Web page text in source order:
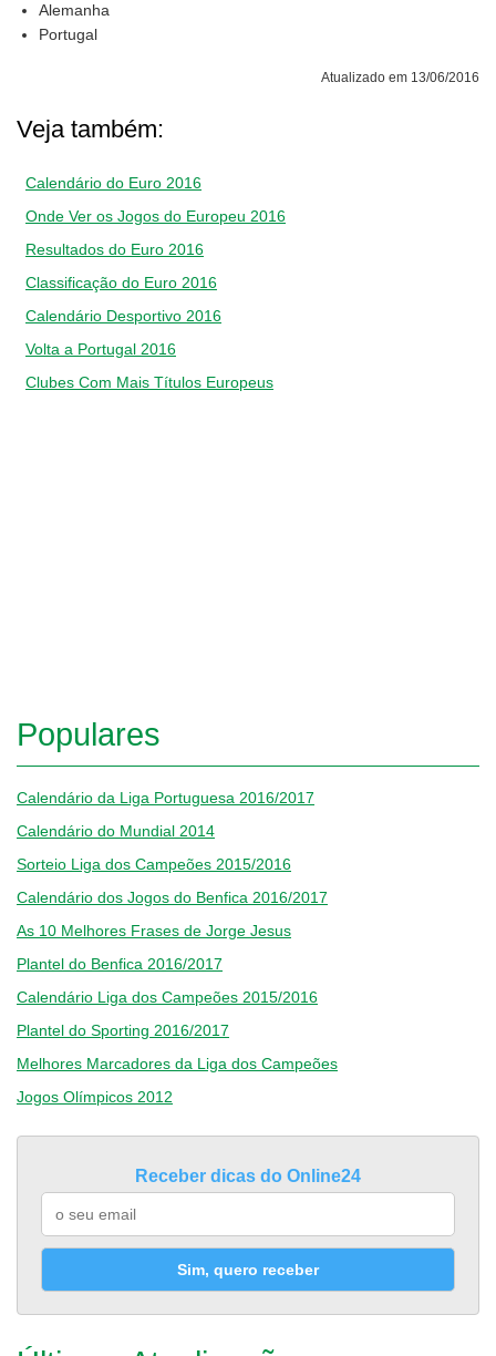
Alemanha
Portugal
Atualizado em 13/06/2016
Veja também:
Calendário do Euro 2016
Onde Ver os Jogos do Europeu 2016
Resultados do Euro 2016
Classificação do Euro 2016
Calendário Desportivo 2016
Volta a Portugal 2016
Clubes Com Mais Títulos Europeus
Populares
Calendário da Liga Portuguesa 2016/2017
Calendário do Mundial 2014
Sorteio Liga dos Campeões 2015/2016
Calendário dos Jogos do Benfica 2016/2017
As 10 Melhores Frases de Jorge Jesus
Plantel do Benfica 2016/2017
Calendário Liga dos Campeões 2015/2016
Plantel do Sporting 2016/2017
Melhores Marcadores da Liga dos Campeões
Jogos Olímpicos 2012
Receber dicas do Online24
Sim, quero receber